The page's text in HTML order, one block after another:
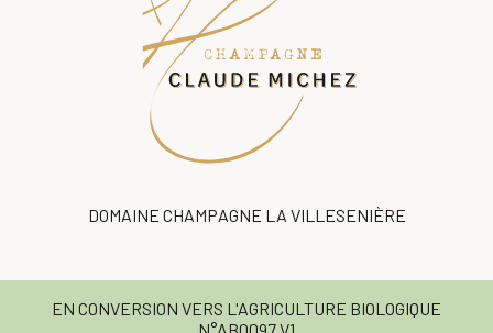
DOMAINE CHAMPAGNE LA VILLESENIÈRE
EN CONVERSION VERS L'AGRICULTURE BIOLOGIQUE
N°AB0097.V1